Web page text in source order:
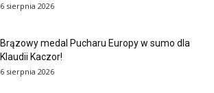
6 sierpnia 2026
Brązowy medal Pucharu Europy w sumo dla
Klaudii Kaczor!
6 sierpnia 2026